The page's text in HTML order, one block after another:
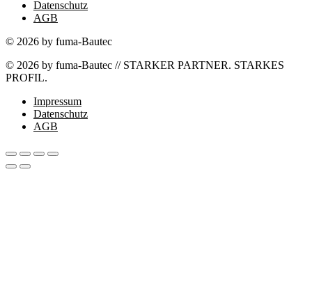
Datenschutz
AGB
© 2026 by fuma-Bautec
© 2026 by fuma-Bautec // STARKER PARTNER. STARKES
PROFIL.
Impressum
Datenschutz
AGB